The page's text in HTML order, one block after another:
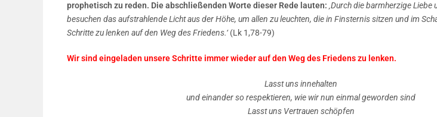
prophetisch zu reden. Die abschließenden Worte dieser Rede lauten: ‚Durch die barmherzige
besuchen das aufstrahlende Licht aus der Höhe, um allen zu leuchten, die in Finsternis sitzen und im
Schritte zu lenken auf den Weg des Friedens.‘(Lk 1,78-79)
Wir sind eingeladen unsere Schritte immer wieder auf den Weg des Friedens zu lenken.
Lasst uns innehalten
und einander so respektieren, wie wir nun einmal geworden sind
Lasst uns Vertrauen schöpfen